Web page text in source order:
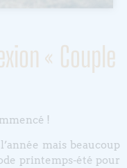
« Couple
!
mais beaucoup
printemps-été pour